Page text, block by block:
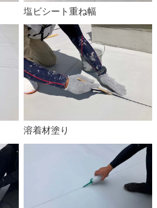
塩ビシート重ね幅
溶着材塗り